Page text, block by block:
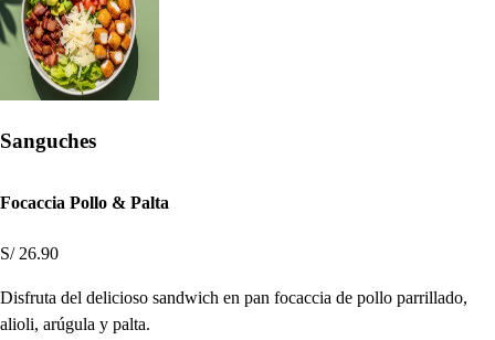
Sanguches
Focaccia Pollo & Palta
S/ 26.90
Disfruta del delicioso sandwich en pan focaccia de pollo parrillado,
alioli, arúgula y palta.